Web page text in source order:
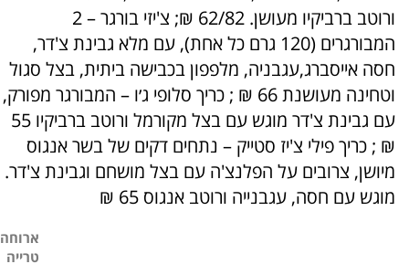
ורוטב ברביקיו מעושן. 62/82 ₪; צ'יזי בורגר – 2
המבורגרים (120 גרם כל אחת), עם מלא גבינת צ'דר,
חסה אייסברג,עגבניה, מלפפון בכבישה ביתית, בצל סגול
וטחינה מעושנת 66 ₪ ; כריך סלופי ג׳ו – המבורגר מפורק,
עם גבינת צ'דר מוגש עם בצל מקורמל ורוטב ברביקיו 55
₪ ; כריך פילי צ'יז סטייק – נתחים דקים של בשר אנגוס
מיושן, צרובים על הפלנצ'ה עם בצל מושחם וגבינת צ'דר.
מוגש עם חסה, עגבנייה ורוטב אנגוס 65 ₪
ארוחה
טרייה